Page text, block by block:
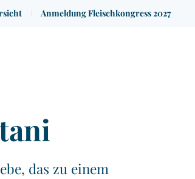
Anmeldung Fleischkongress 2027
das zu einem